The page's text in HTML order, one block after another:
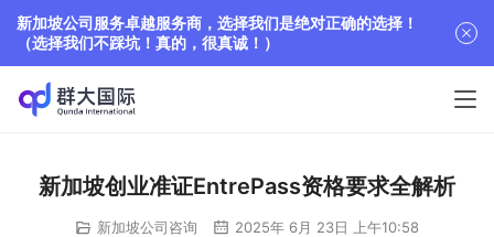
新加坡创业准证EntrePass资格要求全解析
新加坡公司咨询 2025年 6月 23日 上午10:58
新加坡公司服务卓越服务商，选择我们是绝对正确的选择！
（选择我们不踩坑！真的，很真诚！）